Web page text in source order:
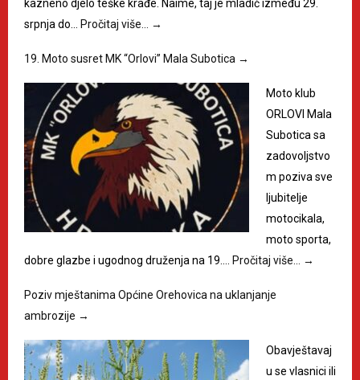
kazneno djelo teške krađe. Naime, taj je mladić između 29.
srpnja do… Pročitaj više… →
19. Moto susret MK “Orlovi” Mala Subotica →
Moto klub
ORLOVI Mala
Subotica sa
zadovoljstvo
m poziva sve
ljubitelje
motocikala,
moto sporta,
dobre glazbe i ugodnog druženja na 19.… Pročitaj više… →
Poziv mještanima Općine Orehovica na uklanjanje
ambrozije →
Obavještavaj
u se vlasnici ili